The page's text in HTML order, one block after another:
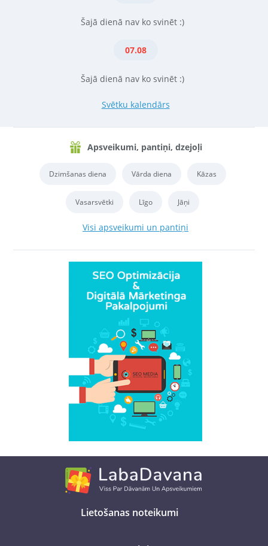
Šajā dienā nav ko svinēt :)
07.08
Šajā dienā nav ko svinēt :)
Svētku kalendārs
Apsveikumi, pantiņi, dzejoļi
Dzimšanas diena Vārda diena Kāzas
Vasarsvētki Līgo Jāņi
Visi apsveikumi un pantiņi
Lietošanas noteikumi